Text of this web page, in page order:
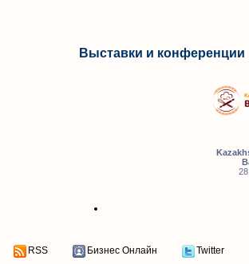
Выставки и конференции
RSS Бизнес Онлайн Twitter